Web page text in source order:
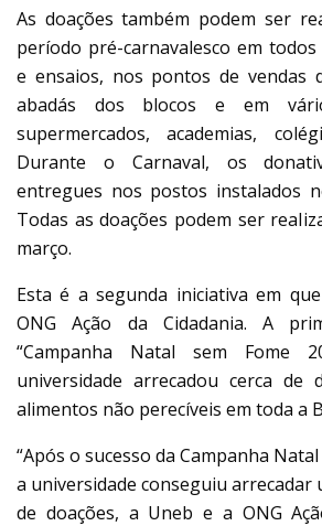
As doações também podem ser
período pré-carnavalesco em
e ensaios, nos pontos de vendas
abadás dos blocos e em
supermercados, academias,
Durante o Carnaval, os
entregues nos postos instalados
Todas as doações podem ser
março.
Esta é a segunda iniciativa em
ONG Ação da Cidadania. A
“Campanha Natal sem Fome
universidade arrecadou cerca de
alimentos não perecíveis em toda a
“Após o sucesso da Campanha
a universidade conseguiu arrecadar
de doações, a Uneb e a ONG